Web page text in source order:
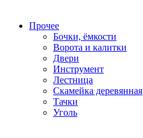
Прочее
Бочки, ёмкости
Ворота и калитки
Двери
Инструмент
Лестница
Скамейка деревянная
Тачки
Уголь